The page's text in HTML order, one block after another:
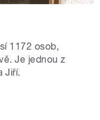
1172 osob,
Je jednou z
Jiří.